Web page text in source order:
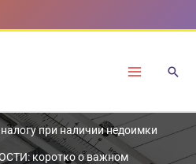
при наличии недоимки
коротко о важном